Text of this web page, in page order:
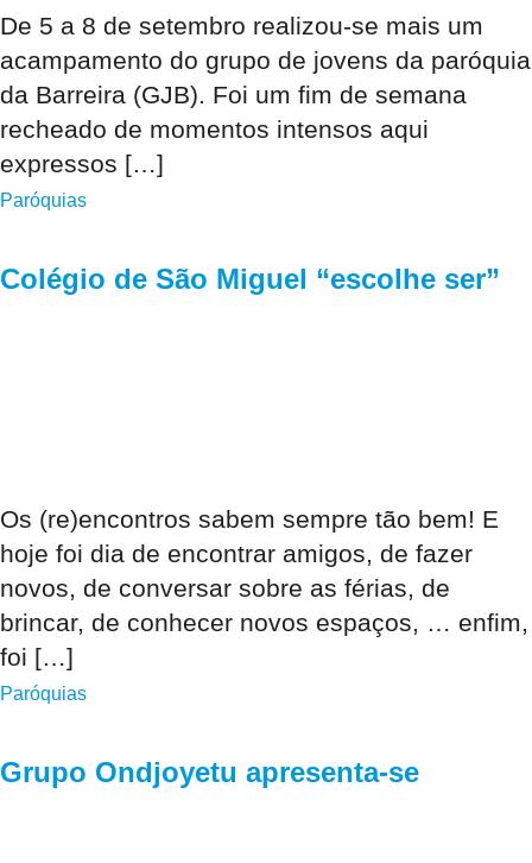
De 5 a 8 de setembro realizou-se mais um
acampamento do grupo de jovens da paróquia
da Barreira (GJB). Foi um fim de semana
recheado de momentos intensos aqui
expressos […]
Paróquias
Colégio de São Miguel “escolhe ser”
Os (re)encontros sabem sempre tão bem! E
hoje foi dia de encontrar amigos, de fazer
novos, de conversar sobre as férias, de
brincar, de conhecer novos espaços, … enfim,
foi […]
Paróquias
Grupo Ondjoyetu apresenta-se